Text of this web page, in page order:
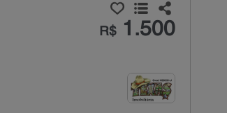
R$1.500